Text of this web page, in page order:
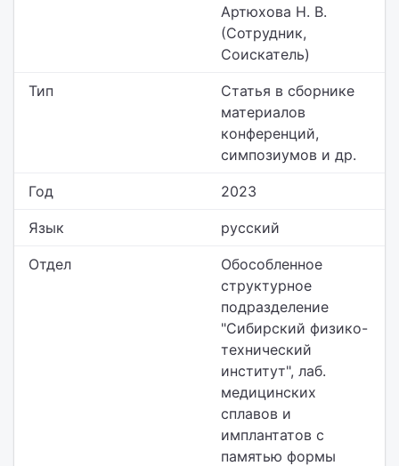
Артюхова Н. В.
(Сотрудник,
Соискатель)
Тип
Статья в сборнике
материалов
конференций,
симпозиумов и др.
Год 2023
Язык русский
Отдел
Обособленное
структурное
подразделение
"Сибирский физико-
технический
институт", лаб.
медицинских
сплавов и
имплантатов с
памятью формы